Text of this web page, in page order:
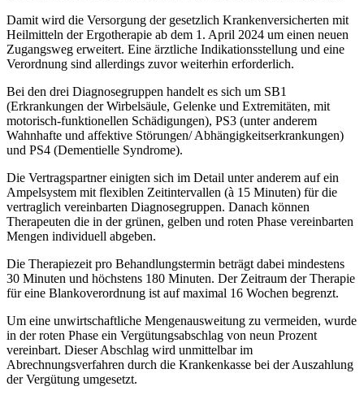
Damit wird die Versorgung der gesetzlich Krankenversicherten mit
Heilmitteln der Ergotherapie ab dem 1. April 2024 um einen neuen
Zugangsweg erweitert. Eine ärztliche Indikationsstellung und eine
Verordnung sind aller­dings zuvor weiter­hin erforderlich.
Bei den drei Diagnosegruppen handelt es sich um SB1
(Erkrankungen der Wirbelsäule, Gelenke und Extremi­täten, mit
moto­risch-funktionellen Schädigungen), PS3 (unter anderem
Wahnhafte und affektive Störungen/ Abhängigkeits­erkrankungen)
und PS4 (Dementielle Syndrome).
Die Vertragspartner einigten sich im Detail unter anderem auf ein
Ampelsystem mit flexiblen Zeitintervallen (à 15 Minu­ten) für die
vertraglich vereinbarten Diagnosegruppen. Danach können
Therapeuten die in der grü­nen, gelben und roten Phase vereinbarten
Mengen indi­viduell abgeben.
Die Therapiezeit pro Behandlungster­min beträgt dabei mindestens
30 Minuten und höchstens 180 Minuten. Der Zeitraum der Therapie
für eine Blankoverordnung ist auf maximal 16 Wochen begrenzt.
Um eine unwirtschaftliche Mengenaus­wei­tung zu vermeiden, wurde
in der roten Phase ein Vergütungsab­schlag von neun Prozent
vereinbart. Dieser Abschlag wird unmittelbar im
Abrechnungsverfahren durch die Krankenkasse bei der Auszahlung
der Vergütung umgesetzt.